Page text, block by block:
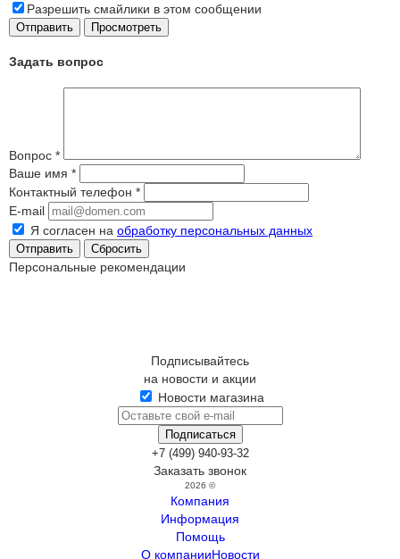
Разрешить смайлики в этом сообщении
Задать вопрос
Вопрос *
Ваше имя *
Контактный телефон *
E-mail
Я согласен на обработку персональных данных
Сбросить
Персональные рекомендации
Подписывайтесь
на новости и акции
Новости магазина
+7 (499) 940-93-32
Заказать звонок
2026 ©
Компания
Информация
Помощь
О компанииНовости